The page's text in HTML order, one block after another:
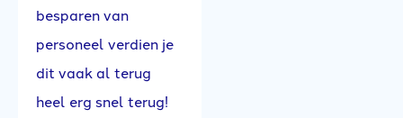
besparen van
personeel verdien je
dit vaak al terug
heel erg snel terug!